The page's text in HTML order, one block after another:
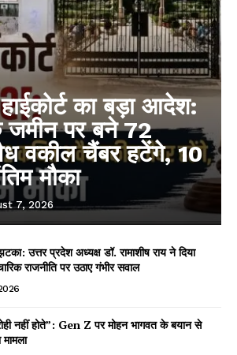
हाईकोर्ट का बड़ा आदेश:
जमीन पर बने 72
वकील चैंबर हटेंगे, 10
मौका
7, 2026
उत्तर प्रदेश अध्यक्ष डॉ. रामाशीष राय ने दिया
राजनीति पर उठाए गंभीर सवाल
नहीं होते”: Gen Z पर मोहन भागवत के बयान से